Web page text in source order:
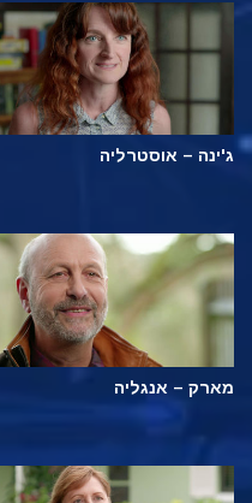
ג'ינה – אוסטרליה
מארק – אנגליה